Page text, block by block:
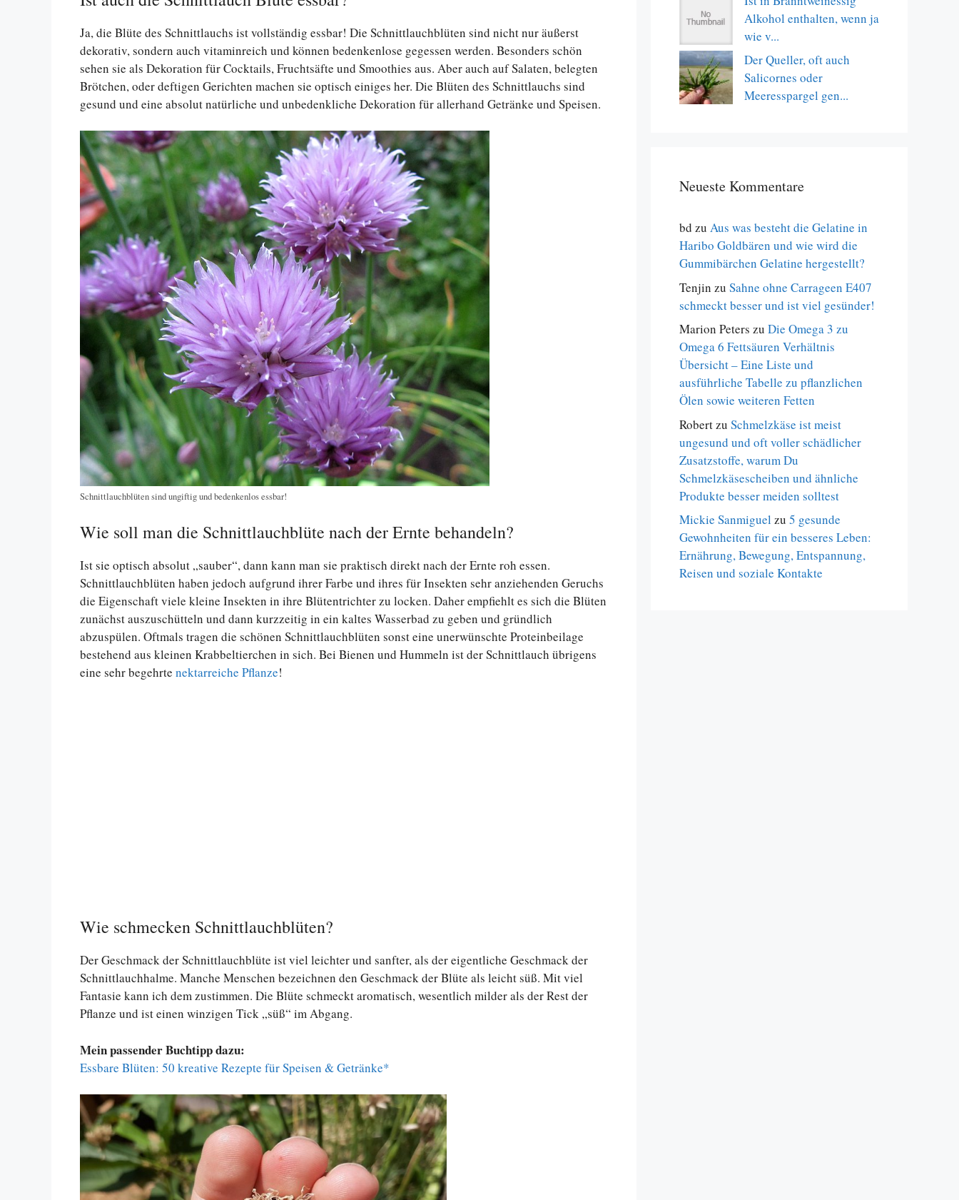
Ja, die Blüte des Schnittlauchs ist vollständig essbar! Die Schnittlauchblüten sind nicht nur äußerst
dekorativ, sondern auch vitaminreich und können bedenkenlose gegessen werden. Besonders schön
sehen sie als Dekoration für Cocktails, Fruchtsäfte und Smoothies aus. Aber auch auf Salaten, belegten
Brötchen, oder deftigen Gerichten machen sie optisch einiges her. Die Blüten des Schnittlauchs sind
gesund und eine absolut natürliche und unbedenkliche Dekoration für allerhand Getränke und Speisen.
Schnittlauchblüten sind ungiftig und bedenkenlos essbar!
Wie soll man die Schnittlauchblüte nach der Ernte behandeln?
Ist sie optisch absolut „sauber“, dann kann man sie praktisch direkt nach der Ernte roh essen.
Schnittlauchblüten haben jedoch aufgrund ihrer Farbe und ihres für Insekten sehr anziehenden Geruchs
die Eigenschaft viele kleine Insekten in ihre Blütentrichter zu locken. Daher empfiehlt es sich die Blüten
zunächst auszuschütteln und dann kurzzeitig in ein kaltes Wasserbad zu geben und gründlich
abzuspülen. Oftmals tragen die schönen Schnittlauchblüten sonst eine unerwünschte Proteinbeilage
bestehend aus kleinen Krabbeltierchen in sich. Bei Bienen und Hummeln ist der Schnittlauch übrigens
eine sehr begehrte nektarreiche Pflanze!
Wie schmecken Schnittlauchblüten?
Der Geschmack der Schnittlauchblüte ist viel leichter und sanfter, als der eigentliche Geschmack der
Schnittlauchhalme. Manche Menschen bezeichnen den Geschmack der Blüte als leicht süß. Mit viel
Fantasie kann ich dem zustimmen. Die Blüte schmeckt aromatisch, wesentlich milder als der Rest der
Pflanze und ist einen winzigen Tick „süß“ im Abgang.
Mein passender Buchtipp dazu:
Essbare Blüten: 50 kreative Rezepte für Speisen & Getränke*
Alkohol enthalten, wenn ja
wie v...
Der Queller, oft auch
Salicornes oder
Meeresspargel gen...
Neueste Kommentare
bd zu Aus was besteht die Gelatine in
Haribo Goldbären und wie wird die
Gummibärchen Gelatine hergestellt?
Tenjin zu Sahne ohne Carrageen E407
schmeckt besser und ist viel gesünder!
Marion Peters zu Die Omega 3 zu
Omega 6 Fettsäuren Verhältnis
Übersicht – Eine Liste und
ausführliche Tabelle zu pflanzlichen
Ölen sowie weiteren Fetten
Robert zu Schmelzkäse ist meist
ungesund und oft voller schädlicher
Zusatzstoffe, warum Du
Schmelzkäsescheiben und ähnliche
Produkte besser meiden solltest
Mickie Sanmiguel zu 5 gesunde
Gewohnheiten für ein besseres Leben:
Ernährung, Bewegung, Entspannung,
Reisen und soziale Kontakte